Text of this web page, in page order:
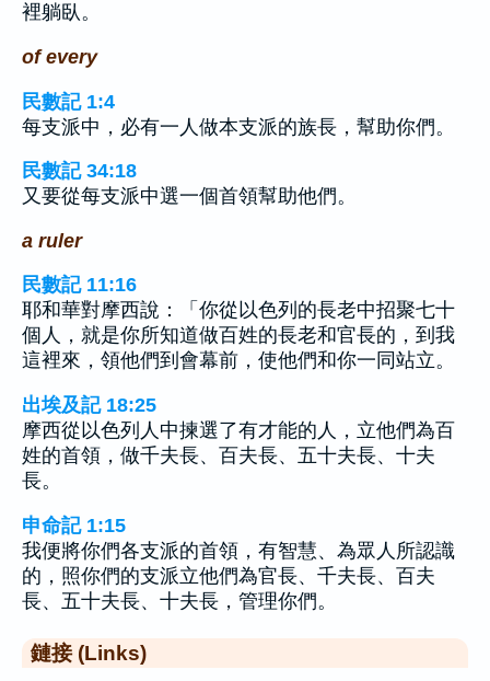
裡躺臥。
of every
民數記 1:4
每支派中，必有一人做本支派的族長，幫助你們。
民數記 34:18
又要從每支派中選一個首領幫助他們。
a ruler
民數記 11:16
耶和華對摩西說：「你從以色列的長老中招聚七十
個人，就是你所知道做百姓的長老和官長的，到我
這裡來，領他們到會幕前，使他們和你一同站立。
出埃及記 18:25
摩西從以色列人中揀選了有才能的人，立他們為百
姓的首領，做千夫長、百夫長、五十夫長、十夫
長。
申命記 1:15
我便將你們各支派的首領，有智慧、為眾人所認識
的，照你們的支派立他們為官長、千夫長、百夫
長、五十夫長、十夫長，管理你們。
鏈接 (Links)